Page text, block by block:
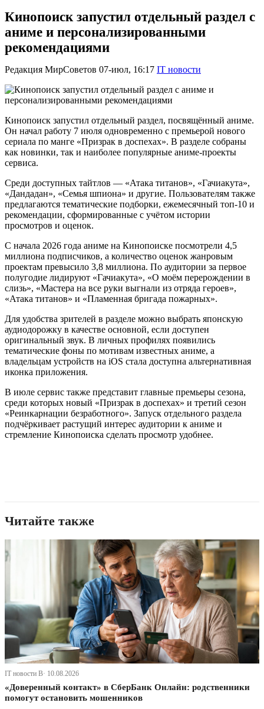
Кинопоиск запустил отдельный раздел с
аниме и персонализированными
рекомендациями
Редакция МирСоветов 07-июл, 16:17 IT новости
Кинопоиск запустил отдельный раздел, посвящённый аниме.
Он начал работу 7 июля одновременно с премьерой нового
сериала по манге «Призрак в доспехах». В разделе собраны
как новинки, так и наиболее популярные аниме-проекты
сервиса.
Среди доступных тайтлов — «Атака титанов», «Гачиакута»,
«Дандадан», «Семья шпиона» и другие. Пользователям также
предлагаются тематические подборки, ежемесячный топ-10 и
рекомендации, сформированные с учётом истории
просмотров и оценок.
С начала 2026 года аниме на Кинопоиске посмотрели 4,5
миллиона подписчиков, а количество оценок жанровым
проектам превысило 3,8 миллиона. По аудитории за первое
полугодие лидируют «Гачиакута», «О моём перерождении в
слизь», «Мастера на все руки выгнали из отряда героев»,
«Атака титанов» и «Пламенная бригада пожарных».
Для удобства зрителей в разделе можно выбрать японскую
аудиодорожку в качестве основной, если доступен
оригинальный звук. В личных профилях появились
тематические фоны по мотивам известных аниме, а
владельцам устройств на iOS стала доступна альтернативная
иконка приложения.
В июле сервис также представит главные премьеры сезона,
среди которых новый «Призрак в доспехах» и третий сезон
«Реинкарнации безработного». Запуск отдельного раздела
подчёркивает растущий интерес аудитории к аниме и
стремление Кинопоиска сделать просмотр удобнее.
Читайте также
IT новости В· 10.08.2026
«Доверенный контакт» в СберБанк Онлайн: родственники
помогут остановить мошенников